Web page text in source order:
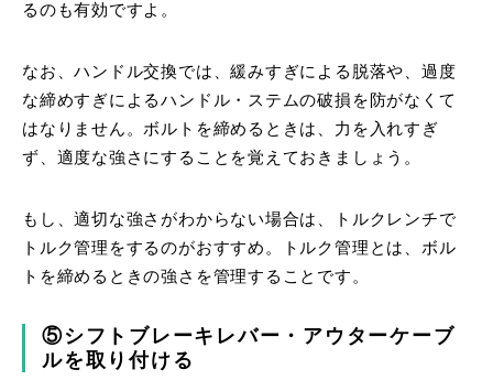
るのも有効ですよ。
なお、ハンドル交換では、緩みすぎによる脱落や、過度
な締めすぎによるハンドル・ステムの破損を防がなくて
はなりません。ボルトを締めるときは、力を入れすぎ
ず、適度な強さにすることを覚えておきましょう。
もし、適切な強さがわからない場合は、トルクレンチで
トルク管理をするのがおすすめ。トルク管理とは、ボル
トを締めるときの強さを管理することです。
⑤シフトブレーキレバー・アウターケーブ
ルを取り付ける